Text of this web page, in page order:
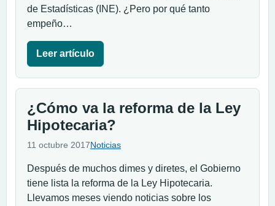
de Estadísticas (INE). ¿Pero por qué tanto
empeño…
Leer artículo
¿Cómo va la reforma de la Ley
Hipotecaria?
11 octubre 2017Noticias
Después de muchos dimes y diretes, el Gobierno
tiene lista la reforma de la Ley Hipotecaria.
Llevamos meses viendo noticias sobre los